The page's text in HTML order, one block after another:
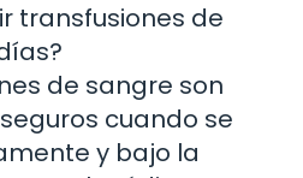
transfusiones de
de sangre son
cuando se
y bajo la